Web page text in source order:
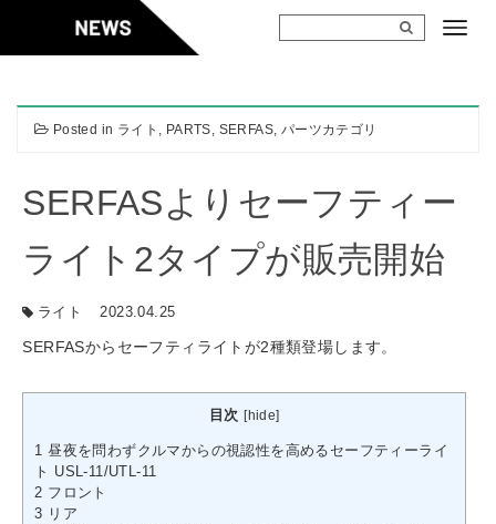
content
Posted in ライト , PARTS, SERFAS, パーツカテゴリ
SERFASよりセーフティー
ライト2タイプが販売開始
ライト 2023.04.25
SERFASからセーフティライトが2種類登場します。
目次 [hide]
1 昼夜を問わずクルマからの視認性を高めるセーフティーライ
ト USL-11/UTL-11
2 フロント
3 リア